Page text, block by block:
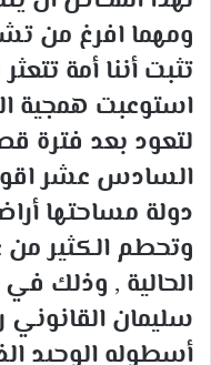
ومهما افرغ من
تثبت أننا أمة
استوعبت همجية
لتعود بعد فترة
السادس عشر
وتحطم الكثير من
الحالية , وذلك
سليمان القانوني
أسطوله الوحيد